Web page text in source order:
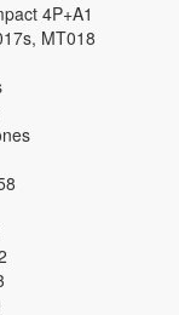
4P+A1
MT018